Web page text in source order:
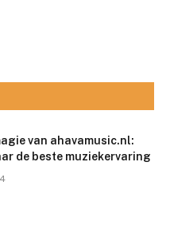
van ahavamusic.nl:
de beste muziekervaring